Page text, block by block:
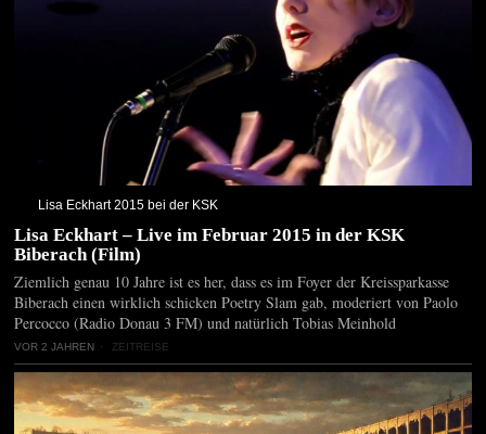
Lisa Eckhart 2015 bei der KSK
Lisa Eckhart – Live im Februar 2015 in der KSK
Biberach (Film)
Ziemlich genau 10 Jahre ist es her, dass es im Foyer der Kreissparkasse
Biberach einen wirklich schicken Poetry Slam gab, moderiert von Paolo
Percocco (Radio Donau 3 FM) und natürlich Tobias Meinhold
VOR 2 JAHREN ZEITREISE